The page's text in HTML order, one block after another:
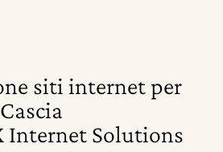
siti internet per
Internet Solutions